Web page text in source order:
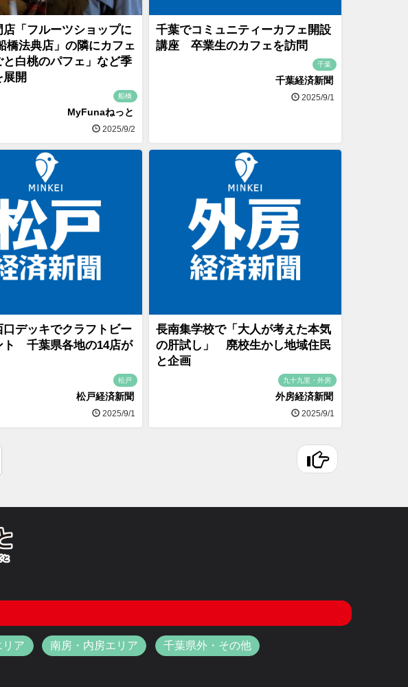
店「フルーツショップに
橋法典店」の隣にカフェ
と白桃のパフェ」など季
展開
船橋
MyFunaねっと
2025/9/2
千葉でコミュニティーカフェ開設
講座 卒業生のカフェを訪問
千葉
千葉経済新聞
2025/9/1
口デッキでクラフトビー
ト 千葉県各地の14店が
松戸
松戸経済新聞
2025/9/1
長南集学校で「大人が考えた本気
の肝試し」 廃校生かし地域住民
と企画
九十九里・外房
外房経済新聞
2025/9/1
リア 南房・内房エリア 千葉県外・その他